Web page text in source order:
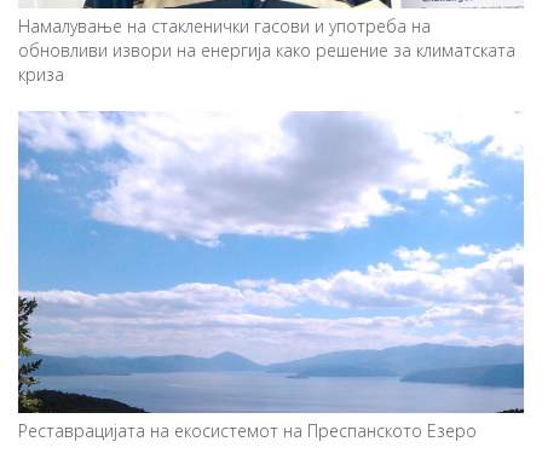
Намалување на стакленички гасови и употреба на
обновливи извори на енергија како решение за климатската
криза
Реставрацијата на екосистемот на Преспанското Езеро